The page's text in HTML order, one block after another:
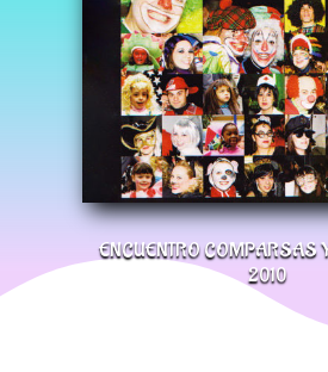
ENCUENTRO COMPARSAS
2010